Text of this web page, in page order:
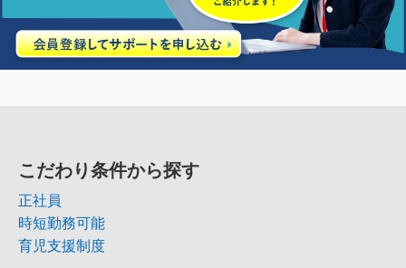
こだわり条件から探す
正社員
時短勤務可能
育児支援制度